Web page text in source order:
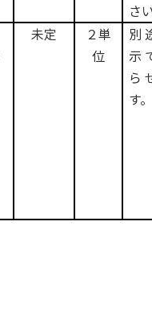
さ
未定
２単
位
別
示
ら
す。